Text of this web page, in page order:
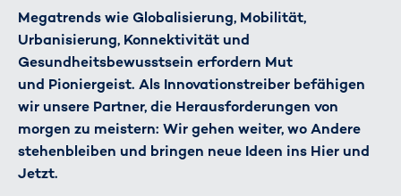
Megatrends wie Globalisierung, Mobilität,
Urbanisierung, Konnektivität und
Gesundheitsbewusstsein erfordern Mut
und Pioniergeist. Als Innovationstreiber befähigen
wir unsere Partner, die Herausforderungen von
morgen zu meistern: Wir gehen weiter, wo Andere
stehenbleiben und bringen neue Ideen ins Hier und
Jetzt.